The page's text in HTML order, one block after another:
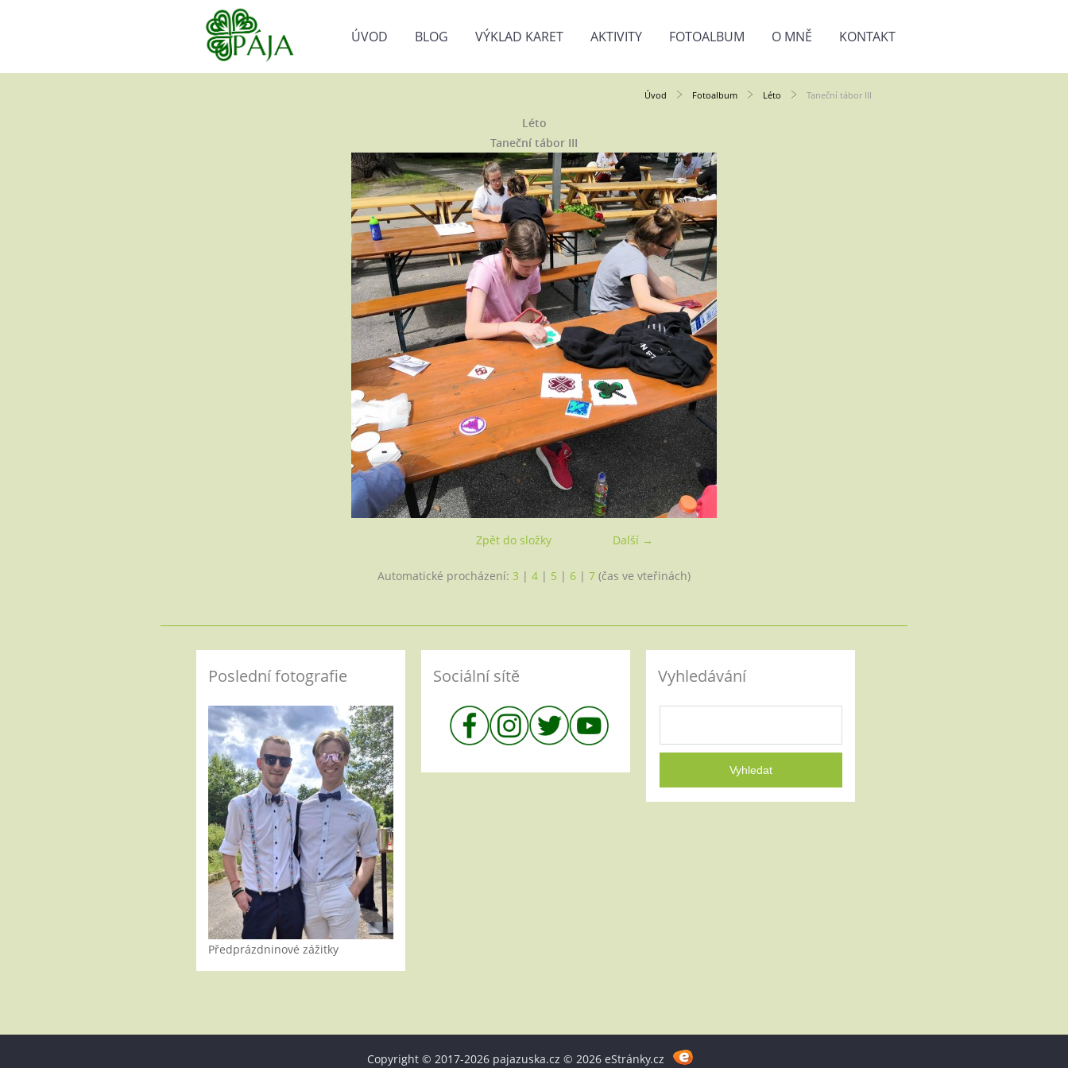
ÚVOD BLOG VÝKLAD KARET AKTIVITY FOTOALBUM O MNĚ KONTAKT
Úvod Fotoalbum Léto Taneční tábor III
Léto
Taneční tábor III
Další →
Zpět do složky
Automatické procházení: 3 | 4 | 5 | 6 | 7 (čas ve vteřinách)
Poslední fotografie
Předprázdninové zážitky
Sociální sítě Vyhledávání
Copyright © 2017-2026 pajazuska.cz © 2026 eStránky.cz